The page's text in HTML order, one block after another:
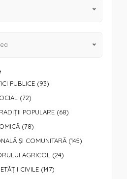
PUBLICE (93)
(72)
POPULARE (68)
(78)
ŞI COMUNITARĂ (145)
AGRICOL (24)
CIVILE (147)